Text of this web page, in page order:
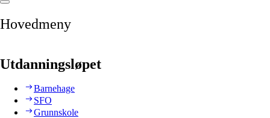
Hovedmeny
Utdanningsløpet
Barnehage
SFO
Grunnskole